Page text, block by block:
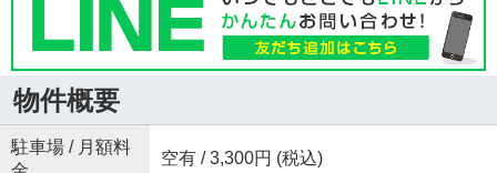
物件概要
駐車場 / 月額料
空有 / 3,300円 (税込)